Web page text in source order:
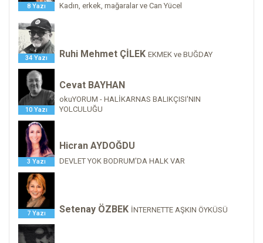
8 Yazı Kadın, erkek, mağaralar ve Can Yücel
34 Yazı Ruhi Mehmet ÇİLEK EKMEK ve BUĞDAY
10 Yazı
Cevat BAYHAN
okuYORUM - HALİKARNAS BALIKÇISI'NIN
YOLCULUĞU
3 Yazı
Hicran AYDOĞDU
DEVLET YOK BODRUM'DA HALK VAR
7 Yazı Setenay ÖZBEK İNTERNETTE AŞKIN ÖYKÜSÜ